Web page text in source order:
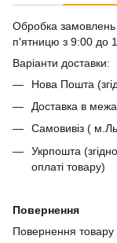
Обробка замовлень
п'ятницю з 9:00 до
Варіанти доставки:
Нова Пошта
Доставка в
Самовивіз (
Укрпошта
оплаті товару)
Повернення
Повернення товару